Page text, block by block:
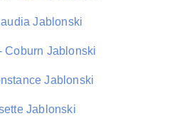
Jablonski
Coburn Jablonski
Jablonski
Jablonski